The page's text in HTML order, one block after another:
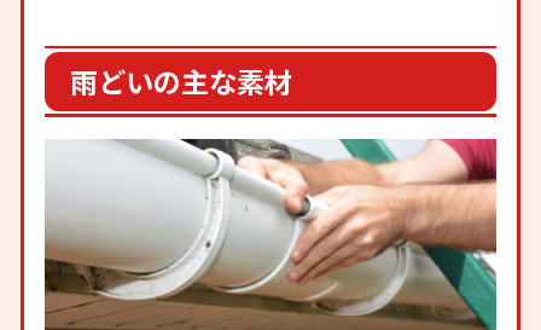
雨どいの主な素材